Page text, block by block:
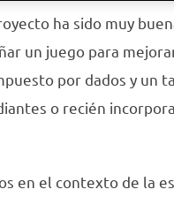
ha sido muy
un juego para
por dados y un
o recién
en el contexto de la